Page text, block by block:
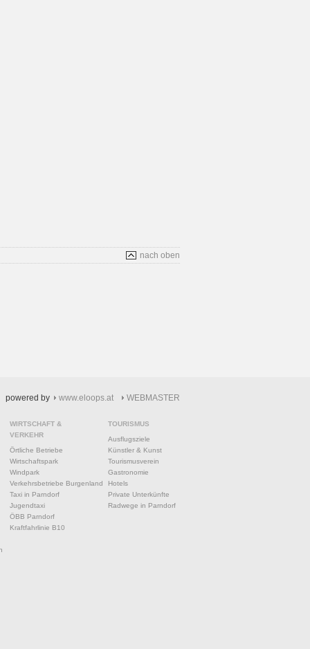
nach oben
powered by www.eloops.at WEBMASTER
WIRTSCHAFT &
VERKEHR
Örtliche Betriebe
Wirtschaftspark
Windpark
Verkehrsbetriebe Burgenland
Taxi in Parndorf
Jugendtaxi
ÖBB Parndorf
Kraftfahrlinie B10
TOURISMUS
Ausflugsziele
Künstler & Kunst
Tourismusverein
Gastronomie
Hotels
Private Unterkünfte
Radwege in Parndorf